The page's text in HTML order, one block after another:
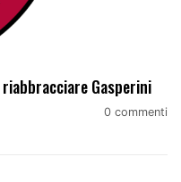
Gasperini
0 commenti